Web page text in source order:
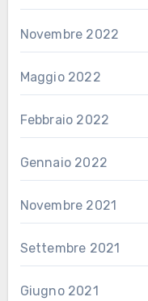
Novembre 2022
Maggio 2022
Febbraio 2022
Gennaio 2022
Novembre 2021
Settembre 2021
Giugno 2021